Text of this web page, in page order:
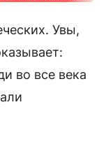
Увы,
во все века